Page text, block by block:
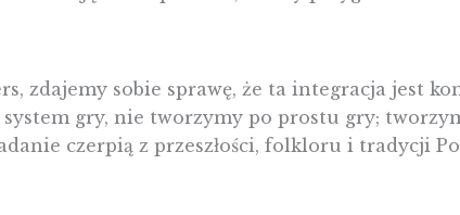
zdajemy sobie sprawę, że ta integracja jest
gry, nie tworzymy po prostu gry;
czerpią z przeszłości, folkloru i tradycji